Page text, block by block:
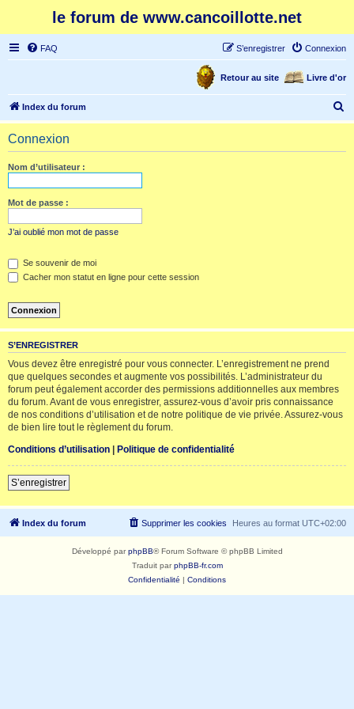
le forum de www.cancoillotte.net
FAQ Connexion
S’enregistrer
Livre d'or
Retour au site
Index du forum
e
Connexion
Nom d’utilisateur :
Mot de passe :
J’ai oublié mon mot de passe
Se souvenir de moi
Cacher mon statut en ligne pour cette session
S’ENREGISTRER
Vous devez être enregistré pour vous connecter. L’enregistrement ne prend
que quelques secondes et augmente vos possibilités. L’administrateur du
forum peut également accorder des permissions additionnelles aux membres
du forum. Avant de vous enregistrer, assurez-vous d’avoir pris connaissance
de nos conditions d’utilisation et de notre politique de vie privée. Assurez-vous
de bien lire tout le règlement du forum.
Conditions d’utilisation | Politique de confidentialité
S’enregistrer
Index du forum Heures au format UTC+02:00
Supprimer les cookies
Développé parphpBB® Forum Software © phpBB Limited
Traduit parphpBB-fr.com
Confidentialité | Conditions